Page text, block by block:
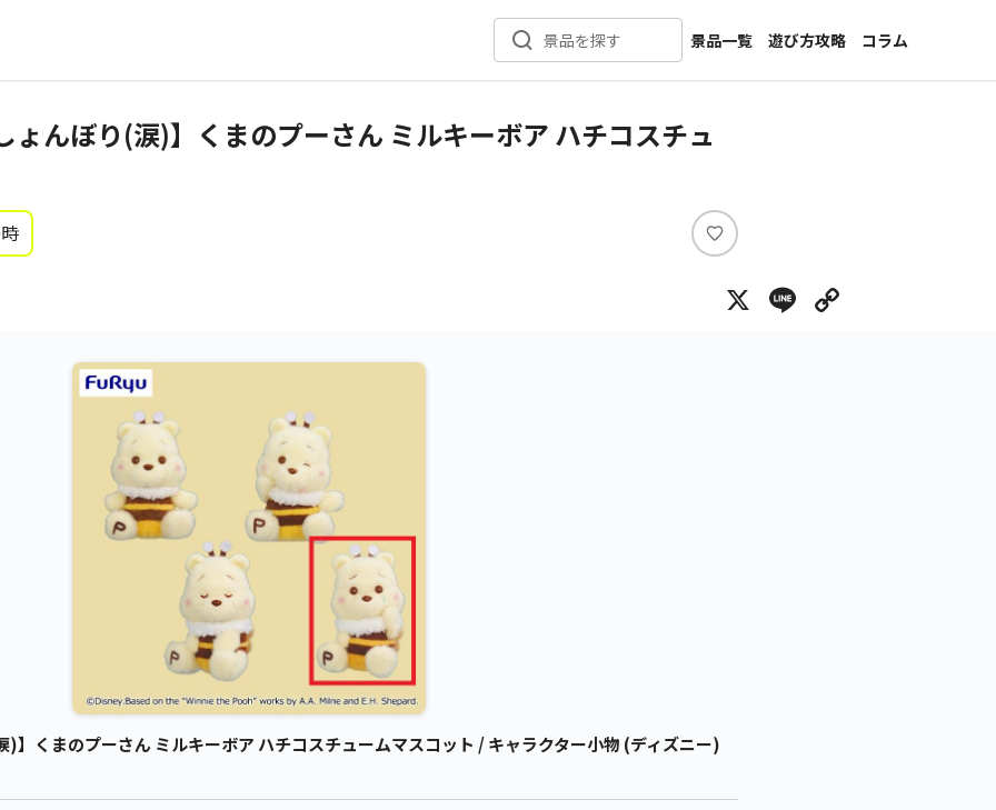
景品を探す
景品一覧
新着景品
遊び方攻略
コラム
インタビュー
ょんぼり(涙)】くまのプーさん ミルキーボア ハチコスチュ
い
ね
X Line
)】くまのプーさん ミルキーボア ハチコスチュームマスコット / キャラクター小物 (ディズニー)